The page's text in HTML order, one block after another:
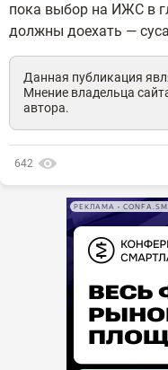
пока выбор на ИЖС в
должны доехать —
Данная публикация
Мнение владельца
автора.
642
РЕКЛАМА •